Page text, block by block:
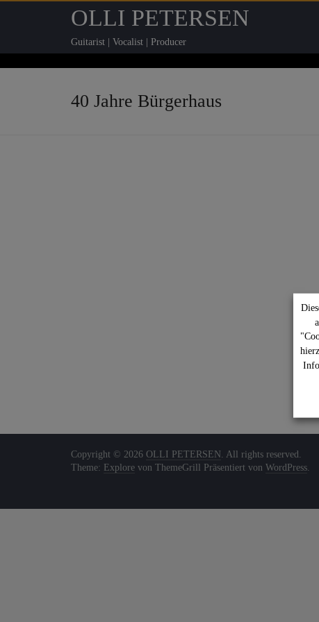
OLLI PETERSEN
Guitarist | Vocalist | Producer
40 Jahre Bürgerhaus
Copyright © 2026 OLLI PETERSEN . All rights reserved.
Theme: Explore von ThemeGrill Präsentiert von WordPress.